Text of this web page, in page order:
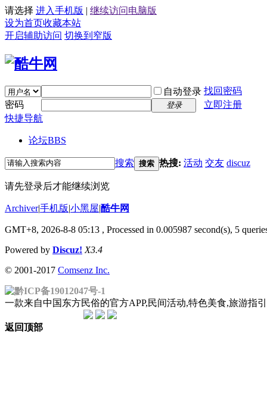
请选择 进入手机版 | 继续访问电脑版
设为首页收藏本站
开启辅助访问 切换到窄版
自动登录 找回密码
密码
登录
立即注册
快捷导航
论坛BBS
搜索 搜索 热搜: 活动 交友 discuz
请先登录后才能继续浏览
Archiver|手机版|小黑屋|酷牛网
GMT+8, 2026-8-8 05:13 , Processed in 0.005987 second(s), 5
Powered by Discuz! X3.4
© 2001-2017 Comsenz Inc.
黔ICP备19012047号-1
一款来自中国东方民俗的官方APP,民间活动,特色美食,旅游
返回顶部